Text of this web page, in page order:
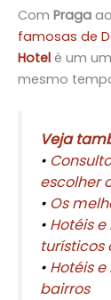
Com Praga
famosas de
Hotel é um
mesmo
Veja
•
escolher
• Os
• Hotéis
turísticos
• Hotéis
bairros